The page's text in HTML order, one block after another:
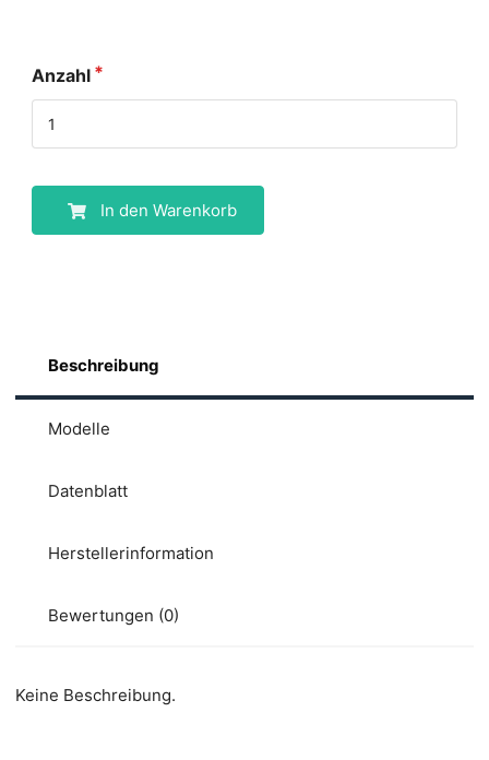
Anzahl
In den Warenkorb
Beschreibung
Modelle
Datenblatt
Herstellerinformation
Bewertungen (0)
Keine Beschreibung.